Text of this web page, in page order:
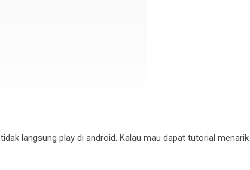
tidak langsung play di android. Kalau mau dapat tutorial menarik